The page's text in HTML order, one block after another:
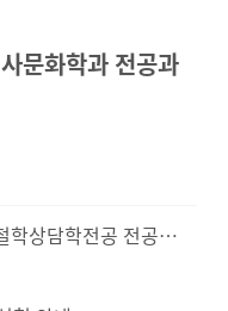
문화학과 전공과
전공공통과목 지정 안내